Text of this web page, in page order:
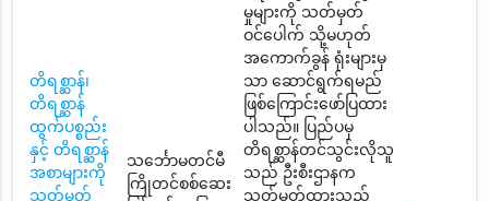
တိရစ္ဆာန်၊
တိရစ္ဆာန်
ထွက်ပစ္စည်း
နှင့် တိရစ္ဆာန်
အစာများကို
သတ်မှတ်
သင်္ဘောမတင်မီ
ကြိုတင်စစ်ဆေး
မှုများကို သတ်မှတ်
ဝင်ပေါက် သို့မဟုတ်
အကောက်ခွန် ရုံးများမှ
သာ ဆောင်ရွက်ရမည်
ဖြစ်ကြောင်းဖော်ပြထား
ပါသည်။ ပြည်ပမှ
တိရစ္ဆာန်တင်သွင်းလိုသူ
သည် ဦးစီးဌာနက
သတ်မှတ်ထားသည့်